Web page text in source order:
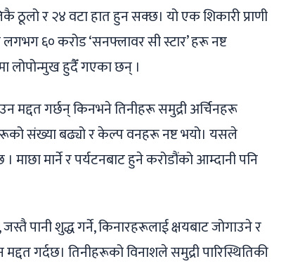
ठूलो र २४ वटा हात हुन सक्छ। यो एक शिकारी प्राणी
६० करोड ‘सनफ्लावर सी स्टार’ हरू नष्ट
लोपोन्मुख हुदैँ गएका छन् ।
मद्दत गर्छन् किनभने तिनीहरू समुद्री अर्चिनहरू
संख्या बढ्यो र केल्प वनहरू नष्ट भयो। यसले
मार्ने र पर्यटनबाट हुने करोडौंको आम्दानी पनि
पानी शुद्ध गर्ने, किनारहरूलाई क्षयबाट जोगाउने र
गर्दछ। तिनीहरूको विनाशले समुद्री पारिस्थितिकी